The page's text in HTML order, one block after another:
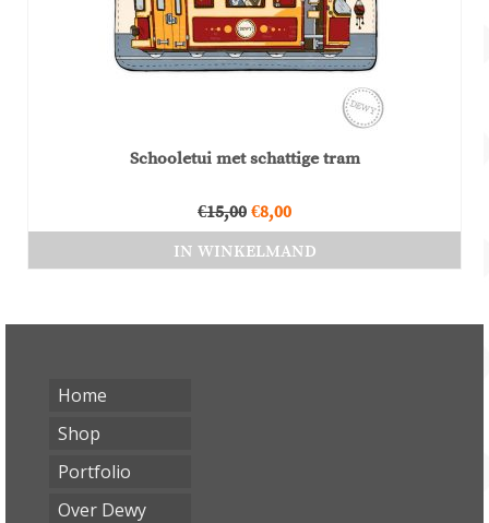
Schooletui met schattige tram
€15,00 Oorspronkelijke
was:
€8,00Huidige
is:
IN WINKELMAND
Home
Shop
Portfolio
Over Dewy